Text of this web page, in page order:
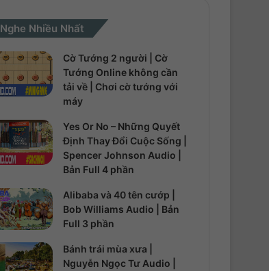
Nghe Nhiều Nhất
Cờ Tướng 2 người | Cờ
Tướng Online không cần
tải về | Chơi cờ tướng với
máy
Yes Or No – Những Quyết
Định Thay Đổi Cuộc Sống |
Spencer Johnson Audio |
Bản Full 4 phần
Alibaba và 40 tên cướp |
Bob Williams Audio | Bản
Full 3 phần
Bánh trái mùa xưa |
Nguyễn Ngọc Tư Audio |